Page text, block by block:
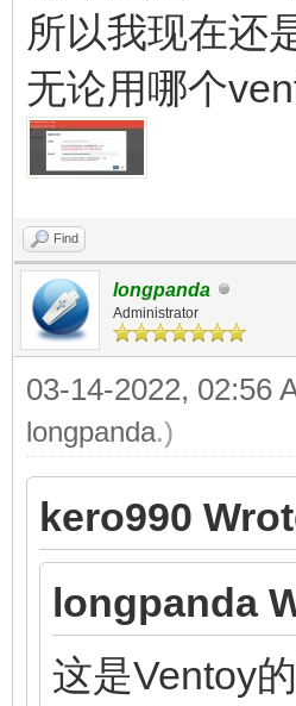
所以我现在还
无论用哪个
Find
longpanda
Administrator
03-14-2022, 02:56
longpanda.)
kero990
longpanda
这是Ventoy